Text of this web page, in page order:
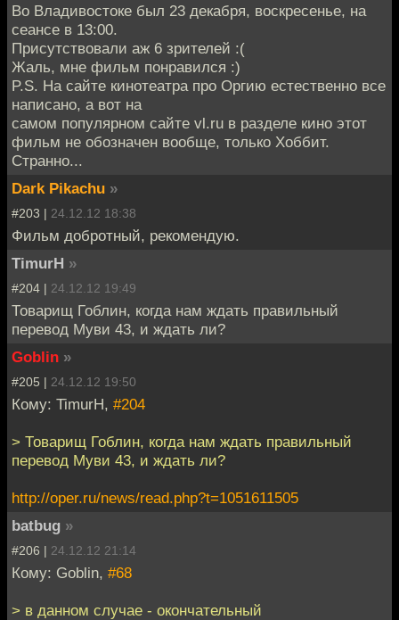
Во Владивостоке был 23 декабря, воскресенье, на
сеансе в 13:00.
Присутствовали аж 6 зрителей :(
Жаль, мне фильм понравился :)
P.S. На сайте кинотеатра про Оргию естественно все
написано, а вот на
самом популярном сайте vl.ru в разделе кино этот
фильм не обозначен вообще, только Хоббит.
Странно...
Dark Pikachu »
#203 | 24.12.12 18:38
Фильм добротный, рекомендую.
TimurH »
#204 | 24.12.12 19:49
Товарищ Гоблин, когда нам ждать правильный
перевод Муви 43, и ждать ли?
Goblin »
#205 | 24.12.12 19:50
Кому: TimurH, #204
> Товарищ Гоблин, когда нам ждать правильный
перевод Муви 43, и ждать ли?
http://oper.ru/news/read.php?t=1051611505
batbug »
#206 | 24.12.12 21:14
Кому: Goblin, #68
> в данном случае - окончательный